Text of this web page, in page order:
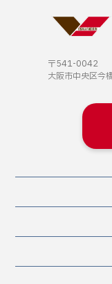
〒541-0042
大阪市中央区今